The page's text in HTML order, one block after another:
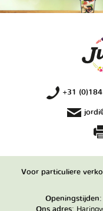
+31
Voor particuliere
Openingstijden
Ons adres: